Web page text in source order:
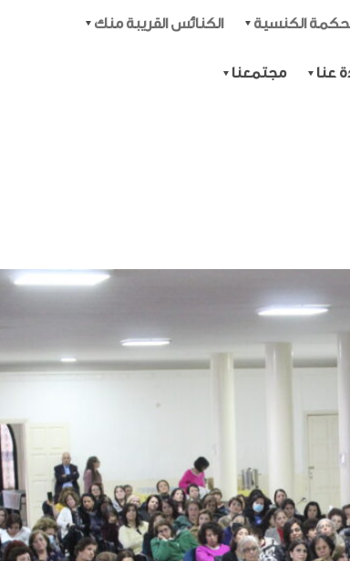
الكنسية الكنائس القريبة منك
عنا مجتمعنا